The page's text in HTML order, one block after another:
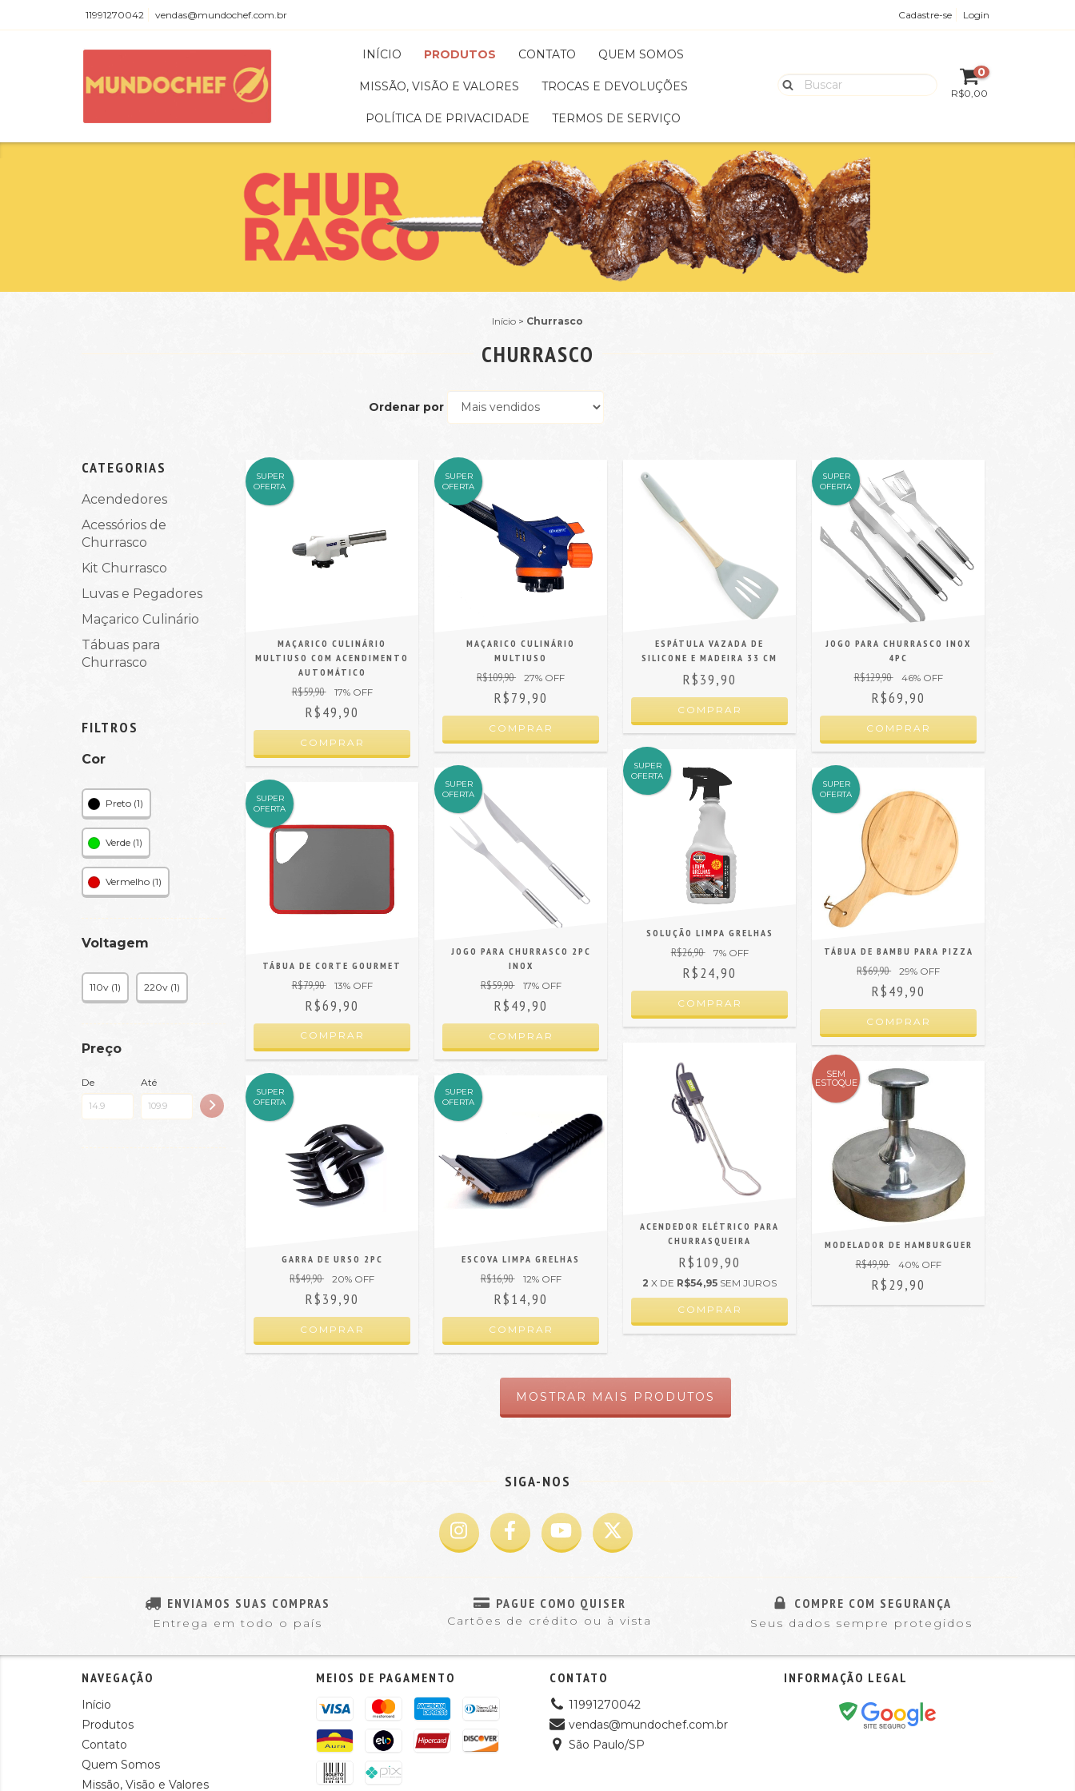
11991270042 vendas@mundochef.com.br Cadastre-se Login
INÍCIO PRODUTOS CONTATO QUEM SOMOS
MISSÃO, VISÃO E VALORES TROCAS E DEVOLUÇÕES
POLÍTICA DE PRIVACIDADE TERMOS DE SERVIÇO
0
R$0,00
Início > Churrasco
CHURRASCO
Ordenar por
CATEGORIAS
Acendedores
Acessórios de
Churrasco
Kit Churrasco
Luvas e Pegadores
Maçarico Culinário
Tábuas para
Churrasco
FILTROS
Cor
Preto (1)
Verde (1)
Vermelho (1)
Voltagem
110v (1) 220v (1)
Preço
De Até
SUPER
OFERTA
MAÇARICO CULINÁRIO
MULTIUSO COM ACENDIMENTO
AUTOMÁTICO
R$59,90 17% OFF
R$49,90
SUPER
OFERTA
MAÇARICO CULINÁRIO
MULTIUSO
R$109,90 27% OFF
R$79,90
ESPÁTULA VAZADA DE
SILICONE E MADEIRA 33 CM
R$39,90
SUPER
OFERTA
JOGO PARA CHURRASCO INOX
4PC
R$129,90 46% OFF
R$69,90
SUPER
OFERTA
TÁBUA DE CORTE GOURMET
R$79,90 13% OFF
R$69,90
COMPRAR
SUPER
OFERTA
JOGO PARA CHURRASCO 2PC
INOX
R$59,90 17% OFF
R$49,90
SUPER
OFERTA
SOLUÇÃO LIMPA GRELHAS
R$26,90 7% OFF
R$24,90
SUPER
OFERTA
TÁBUA DE BAMBU PARA PIZZA
R$69,90 29% OFF
R$49,90
SUPER
OFERTA
GARRA DE URSO 2PC
R$49,90 20% OFF
R$39,90
SUPER
OFERTA
ESCOVA LIMPA GRELHAS
R$16,90 12% OFF
R$14,90
ACENDEDOR ELÉTRICO PARA
CHURRASQUEIRA
R$109,90
2 X DE R$54,95 SEM JUROS
COMPRAR
SEM
ESTOQUE
MODELADOR DE HAMBURGUER
R$49,90 40% OFF
R$29,90
MOSTRAR MAIS PRODUTOS
SIGA-NOS
ENVIAMOS SUAS COMPRAS
Entrega em todo o país
PAGUE COMO QUISER
Cartões de crédito ou à vista
COMPRE COM SEGURANÇA
Seus dados sempre protegidos
NAVEGAÇÃO
Início
Produtos
Contato
Quem Somos
Missão, Visão e Valores
MEIOS DE PAGAMENTO CONTATO
11991270042
vendas@mundochef.com.br
São Paulo/SP
INFORMAÇÃO LEGAL